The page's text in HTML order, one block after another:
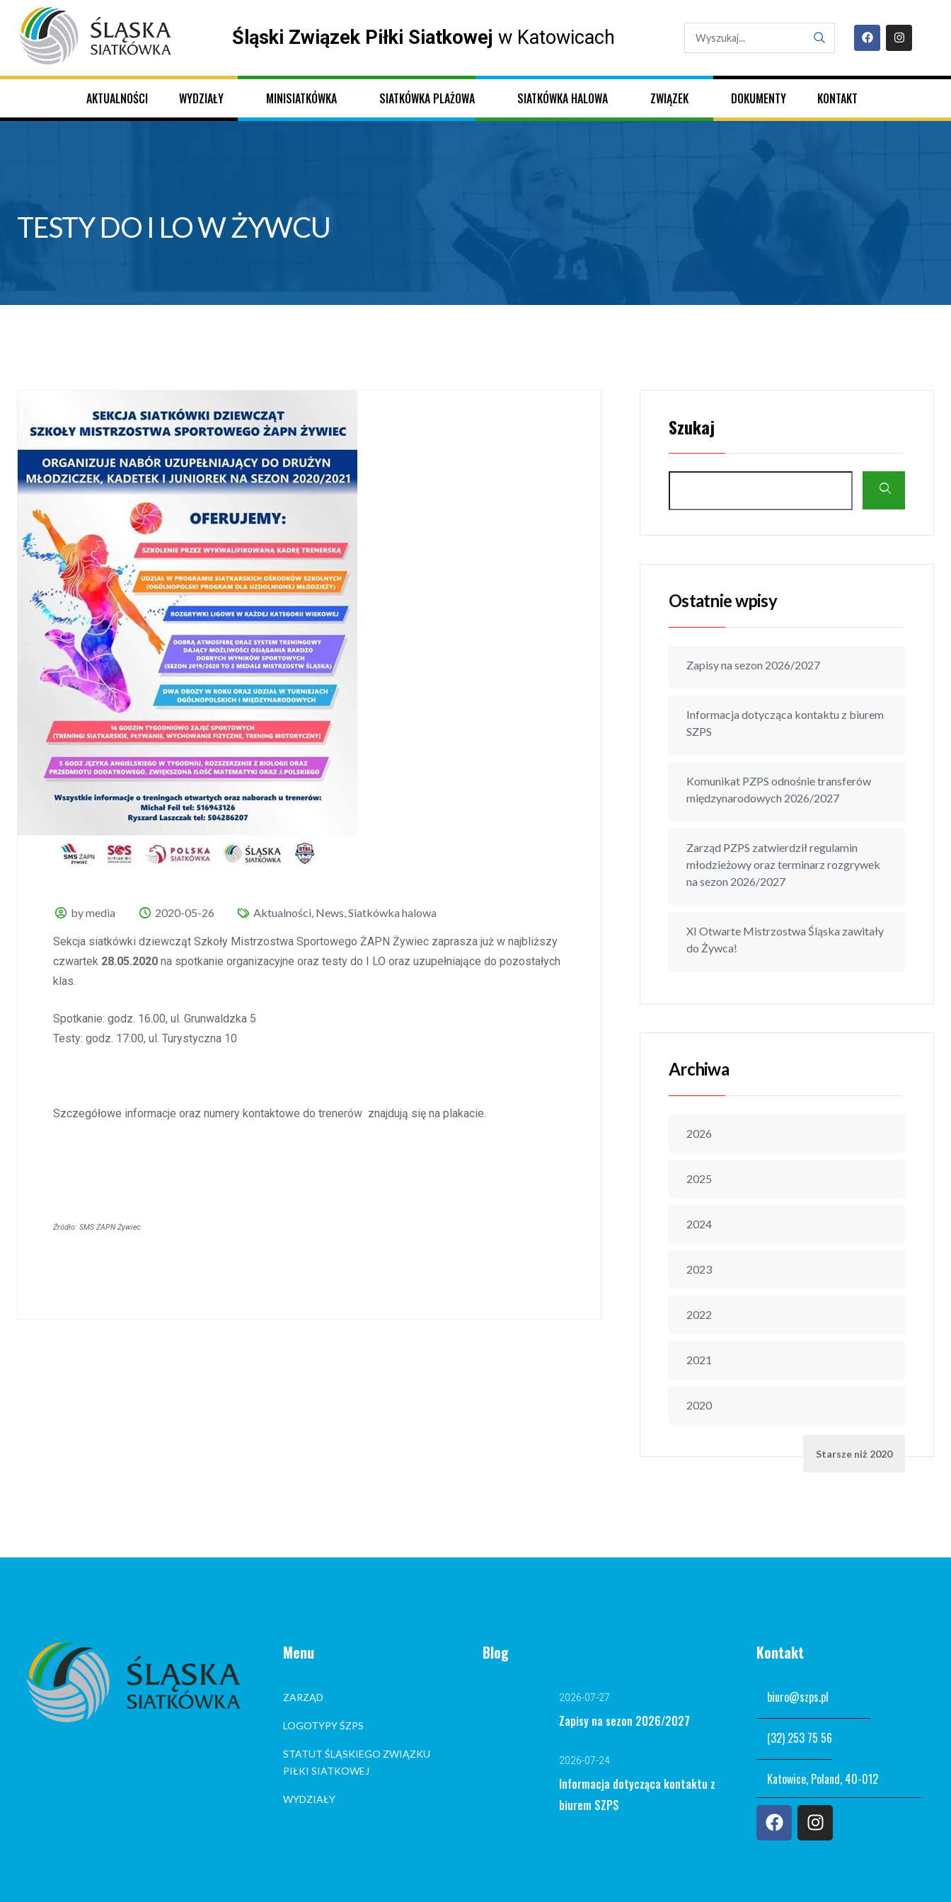
Śląski Związek Piłki Siatkowej w Katowicach
AKTUALNOŚCI WYDZIAŁY MINISIATKÓWKA SIATKÓWKA PLAŻOWA SIATKÓWKA HALOWA ZWIĄZEK DOKUMENTY KONTAKT
TESTY DO I LO W ŻYWCU
by media 2020-05-26 Aktualności News ,Siatkówka halowa
Sekcja siatkówki dziewcząt Szkoły Mistrzostwa Sportowego ŻAPN Żywiec zaprasza już w najbliższy
czwartek 28.05.2020 na spotkanie organizacyjne oraz testy do I LO oraz uzupełniające do pozostałych
klas.
Spotkanie: godz. 16.00, ul. Grunwaldzka 5
Testy: godz. 17:00, ul. Turystyczna 10
Szczegółowe informacje oraz numery kontaktowe do trenerów znajdują się na plakacie.
Źródło: SMS ŻAPN Żywiec
Szukaj
Ostatnie wpisy
Zapisy na sezon 2026/2027
Informacja dotycząca kontaktu z biurem
SZPS
Komunikat PZPS odnośnie transferów
międzynarodowych 2026/2027
Zarząd PZPS zatwierdził regulamin
młodzieżowy oraz terminarz rozgrywek
na sezon 2026/2027
XI Otwarte Mistrzostwa Śląska zawitały
do Żywca!
Archiwa
2026
2025
2024
2023
2022
2021
2020
Starsze niż 2020
Menu
ZARZĄD
LOGOTYPY ŚZPS
STATUT ŚLĄSKIEGO ZWIĄZKU
PIŁKI SIATKOWEJ
WYDZIAŁY
Blog
2026-07-27
Zapisy na sezon 2026/2027
2026-07-24
Informacja dotycząca kontaktu z
biurem SZPS
Kontakt
biuro@szps.pl
(32) 253 75 56
Katowice, Poland, 40-012